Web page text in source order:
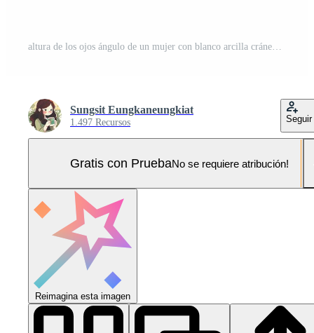
altura de los ojos ángulo de un mujer con blanco arcilla cráneo constituir, inquietantemente escalofriante, vistiendo negro ropa, señalando dentro blanco espacio, conjunto en contra un vibrante amarillo fondo, digital fotorrealismo Foto Pro
Sungsit Eungkaneungkiat
1.497 Recursos Seguir
Gratis con PruebaNo se requiere atribución!
Reimagina esta imagen